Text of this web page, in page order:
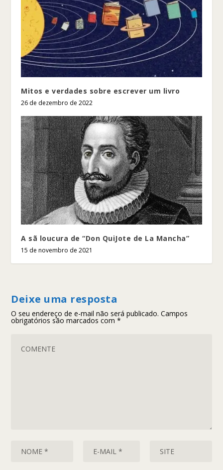
Mitos e verdades sobre escrever um livro
26 de dezembro de 2022
A sã loucura de “Don QuiJote de La Mancha”
15 de novembro de 2021
Deixe uma resposta
O seu endereço de e-mail não será publicado. Campos
obrigatórios são marcados com*